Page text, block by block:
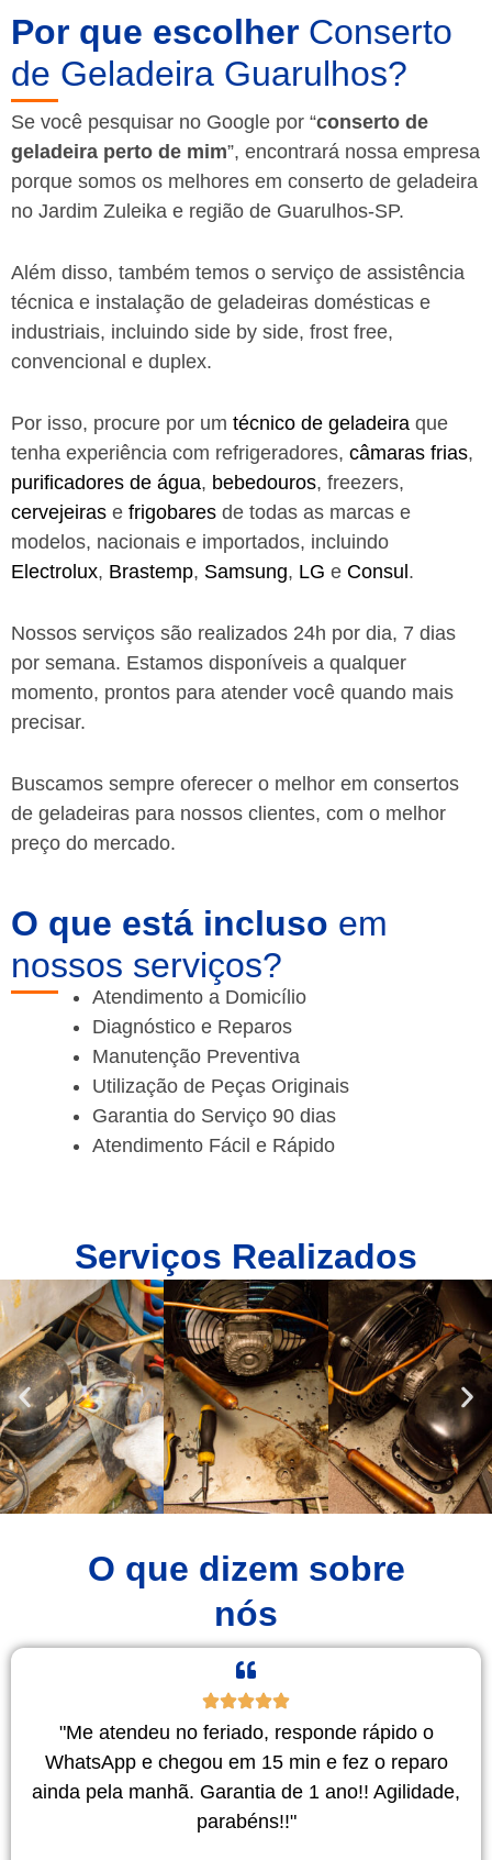
Por que escolher Conserto
de Geladeira Guarulhos?
Se você pesquisar no Google por “conserto de
geladeira perto de mim”, encontrará nossa empresa
porque somos os melhores em conserto de geladeira
no Jardim Zuleika e região de Guarulhos-SP.
Além disso, também temos o serviço de assistência
técnica e instalação de geladeiras domésticas e
industriais, incluindo side by side, frost free,
convencional e duplex.
Por isso, procure por um técnico de geladeira que
tenha experiência com refrigeradores, câmaras frias,
purificadores de água, bebedouros, freezers,
cervejeiras e frigobares de todas as marcas e
modelos, nacionais e importados, incluindo
Electrolux, Brastemp, Samsung, LG e Consul .
Nossos serviços são realizados 24h por dia, 7 dias
por semana. Estamos disponíveis a qualquer
momento, prontos para atender você quando mais
precisar.
Buscamos sempre oferecer o melhor em consertos
de geladeiras para nossos clientes, com o melhor
preço do mercado.
O que está incluso em
nossos serviços?
Atendimento a Domicílio
Diagnóstico e Reparos
Manutenção Preventiva
Utilização de Peças Originais
Garantia do Serviço 90 dias
Atendimento Fácil e Rápido
Serviços Realizados
O que dizem sobre
nós
"Me atendeu no feriado, responde rápido o
WhatsApp e chegou em 15 min e fez o reparo
ainda pela manhã. Garantia de 1 ano!! Agilidade,
parabéns!!"